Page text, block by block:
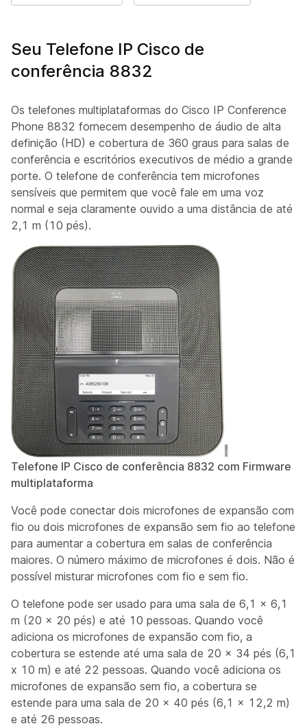
Seu Telefone IP Cisco de
conferência 8832
Os telefones multiplataformas do Cisco IP Conference
Phone 8832 fornecem desempenho de áudio de alta
definição (HD) e cobertura de 360 graus para salas de
conferência e escritórios executivos de médio a grande
porte. O telefone de conferência tem microfones
sensíveis que permitem que você fale em uma voz
normal e seja claramente ouvido a uma distância de até
2,1 m (10 pés).
Telefone IP Cisco de conferência 8832 com Firmware
multiplataforma
Você pode conectar dois microfones de expansão com
fio ou dois microfones de expansão sem fio ao telefone
para aumentar a cobertura em salas de conferência
maiores. O número máximo de microfones é dois. Não é
possível misturar microfones com fio e sem fio.
O telefone pode ser usado para uma sala de 6,1 x 6,1
m (20 x 20 pés) e até 10 pessoas. Quando você
adiciona os microfones de expansão com fio, a
cobertura se estende até uma sala de 20 x 34 pés (6,1
x 10 m) e até 22 pessoas. Quando você adiciona os
microfones de expansão sem fio, a cobertura se
estende para uma sala de 20 x 40 pés (6,1 x 12,2 m)
e até 26 pessoas.